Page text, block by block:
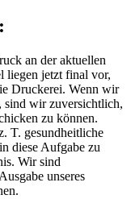
an der aktuellen
liegen jetzt final vor,
Druckerei. Wenn wir
sind wir zuversichtlich,
zu können.
T. gesundheitliche
diese Aufgabe zu
Wir sind
unseres